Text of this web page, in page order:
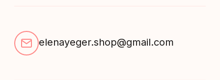
elenayeger.shop@gmail.com